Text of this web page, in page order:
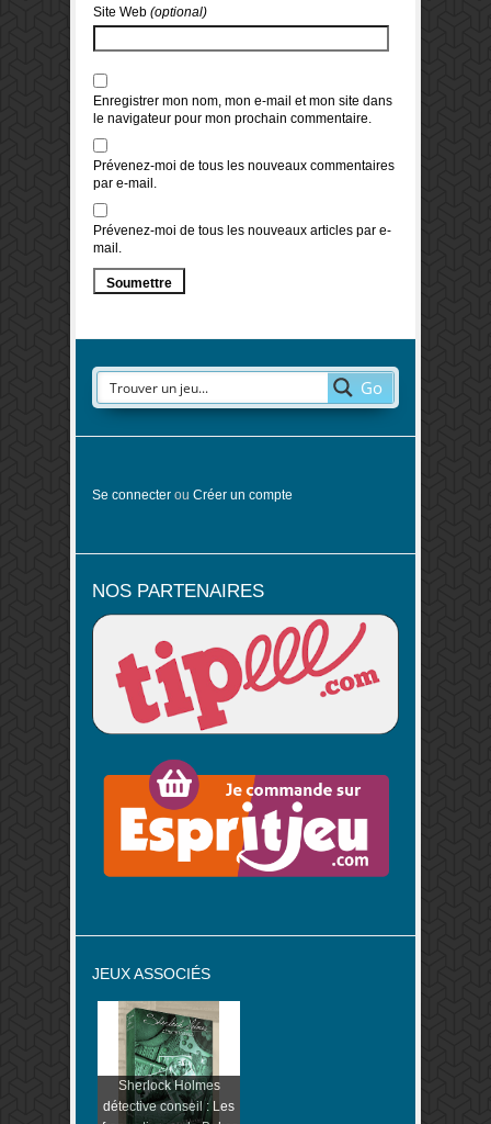
Site Web (optional)
Enregistrer mon nom, mon e-mail et mon site dans
le navigateur pour mon prochain commentaire.
Prévenez-moi de tous les nouveaux commentaires
par e-mail.
Prévenez-moi de tous les nouveaux articles par e-
mail.
Go
Se connecter ou Créer un compte
NOS PARTENAIRES
JEUX ASSOCIÉS
Sherlock Holmes
détective conseil : Les